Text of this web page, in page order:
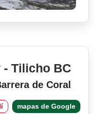
- Tilicho BC
de Coral
mapas de Google